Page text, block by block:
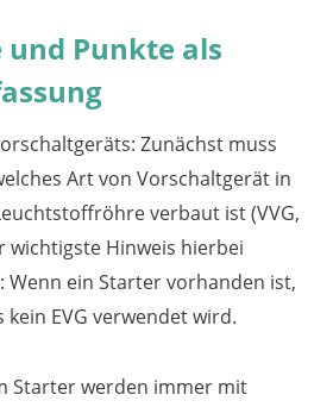
und Punkte als
Zunächst muss
Art von Vorschaltgerät in
verbaut ist (VVG,
wichtigste Hinweis hierbei
ein Starter vorhanden ist,
EVG verwendet wird.
Starter werden immer mit